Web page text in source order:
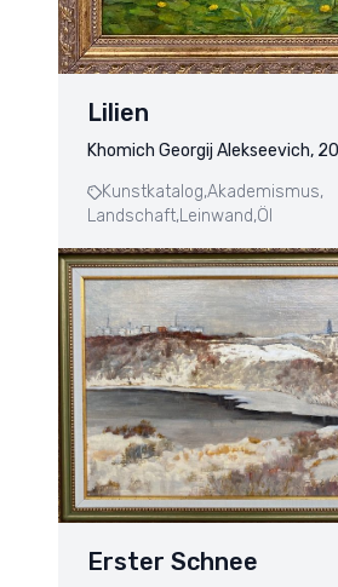
Lilien
Khomich Georgij Alekseevich,
Kunstkatalog,Akademismus,
Landschaft,Leinwand,Öl
Erster Schnee